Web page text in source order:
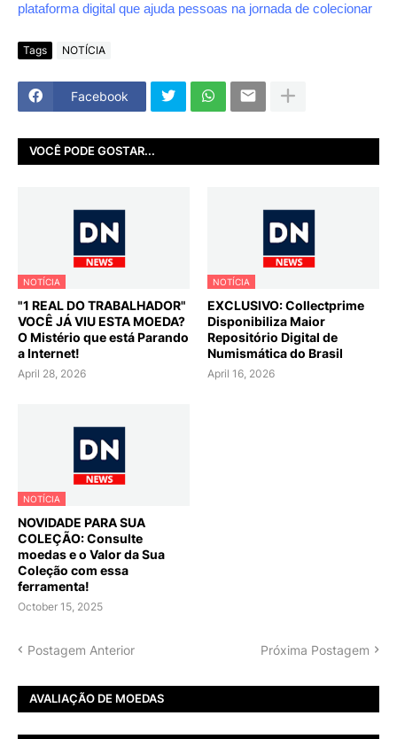
Tags NOTÍCIA
Facebook
VOCÊ PODE GOSTAR...
NOTÍCIA
"1 REAL DO TRABALHADOR"
VOCÊ JÁ VIU ESTA MOEDA?
O Mistério que está Parando
a Internet!
April 28, 2026
NOTÍCIA
EXCLUSIVO: Collectprime
Disponibiliza Maior
Repositório Digital de
Numismática do Brasil
April 16, 2026
NOTÍCIA
NOVIDADE PARA SUA
COLEÇÃO: Consulte
moedas e o Valor da Sua
Coleção com essa
ferramenta!
October 15, 2025
Postagem Anterior Próxima Postagem
AVALIAÇÃO DE MOEDAS